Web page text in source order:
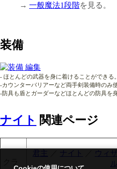
→ 一般魔法1段階を見る。
装備
- ほとんどの武器を身に着けることができる。
-カウンターバリアーなど両手剣装備時のみ
-防具も盾とガーダーなどほとんどの防具を
ナイト 関連ページ
君主 ナイト ウィ